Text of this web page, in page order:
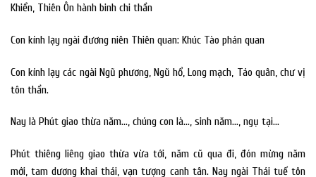
Khiển, Thiên Ôn hành binh chi thần
Con kính lạy ngài đương niên Thiên quan: Khúc Tào phán quan
Con kính lạy các ngài Ngũ phương, Ngũ hổ, Long mạch, Táo quân, chư vị
tôn thần.
Nay là Phút giao thừa năm…, chúng con là…, sinh năm…, ngụ tại…
Phút thiêng liêng giao thừa vừa tới, năm cũ qua đi, đón mừng năm
mới, tam dương khai thái, vạn tượng canh tân. Nay ngài Thái tuế tôn